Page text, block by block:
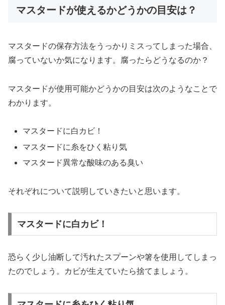
マスタードが使えるかどうかの目安は？
マスタードの保存方法をうっかりミスってしまった場合、
腐っていないか気になります。腐ったらどうなるのか？
マスタードが使用可能かどうかの目安は次のようなことで
わかります。
マスタードに白カビ！
マスタードに糸をひく粘り気
マスタード異常な酸味のある臭い
それぞれについて説明していきたいと思います。
マスタードに白カビ！
恐らく少し油断して汚れたスプーンや箸を使用してしまっ
たのでしょう。カビが生えていたら捨てましょう。